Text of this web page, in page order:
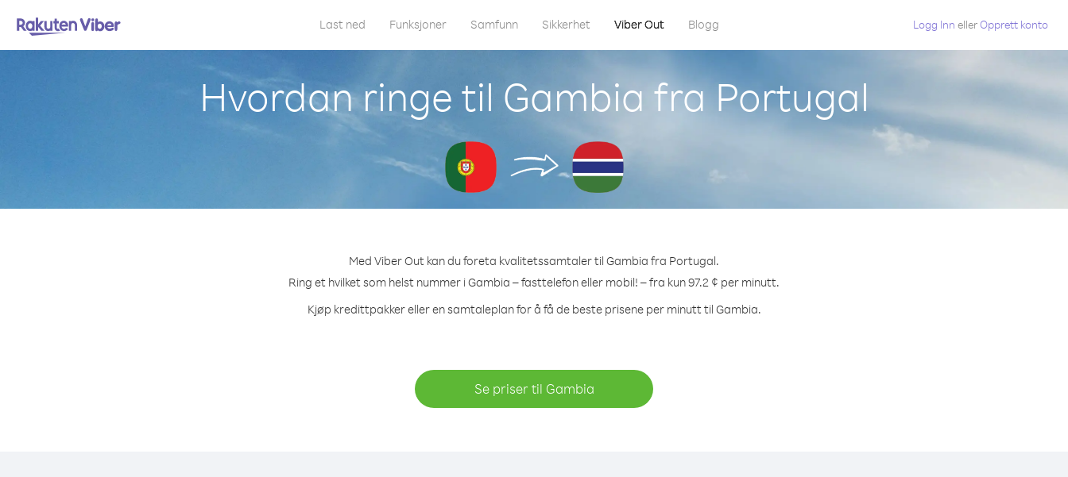
Last ned Funksjoner Samfunn Sikkerhet Viber Out Blogg Logg Inn ellerOpprett konto
Hvordan ringe til Gambia fra Portugal
Med Viber Out kan du foreta kvalitetssamtaler til Gambia fra Portugal.
Ring et hvilket som helst nummer i Gambia – fasttelefon eller mobil! – fra kun 97.2 ¢ per minutt.
Kjøp kredittpakker eller en samtaleplan for å få de beste prisene per minutt til Gambia.
Se priser til Gambia